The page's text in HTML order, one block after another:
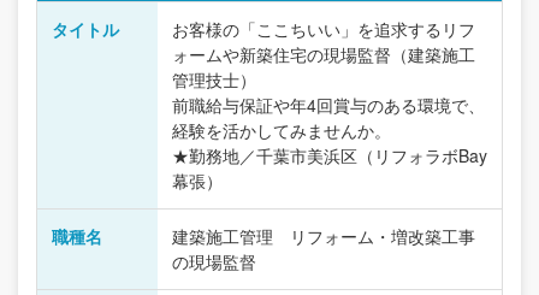
タイトル
お客様の「ここちいい」を追求するリフ
ォームや新築住宅の現場監督（建築施工
管理技士）
前職給与保証や年4回賞与のある環境で、
経験を活かしてみませんか。
★勤務地／千葉市美浜区（リフォラボBay
幕張）
職種名
建築施工管理 リフォーム・増改築工事
の現場監督